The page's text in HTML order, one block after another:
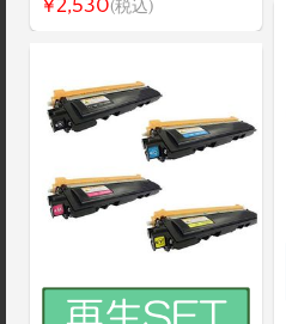
¥2,530(税込)